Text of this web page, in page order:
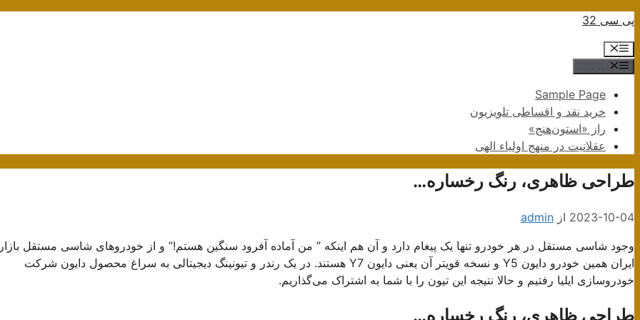
پرش
محتوا
پی سی 32
فهرست
Sample Page
خرید نقد و اقساطی تلویزیون
راز «استون‌هنج»
عقلانیت در منهج اولیاء الهی
طراحی ظاهری، رنگ رخساره…
2023-10-04 از admin
وجود شاسی مستقل در هر خودرو تنها یک پیغام دارد و آن هم اینکه ” من آماده آفرود سنگین هستم!” و از خودروهای شاسی مستقل
ایران همین خودرو دایون Y5 و نسخه قویتر آن یعنی دایون Y7 هستند. در یک رندر و تیونینگ دیجیتالی به سراغ محصول دایون شرکت
خودروسازی ایلیا رفتیم و حالا نتیجه این تیون را با شما به اشتراک می‌گذاریم.
طراحی ظاهری، رنگ رخساره…